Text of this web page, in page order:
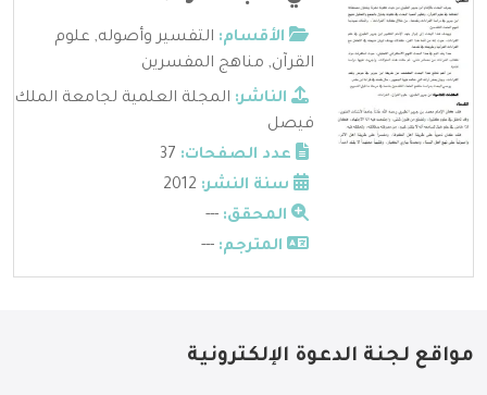
الأقسام: التفسير وأصوله, علوم
القرآن, مناهج المفسرين
الناشر: المجلة العلمية لجامعة الملك
فيصل
عدد الصفحات:
سنة النشر:
المحقق: ---
المترجم: ---
مواقع لجنة الدعوة الإلكترونية